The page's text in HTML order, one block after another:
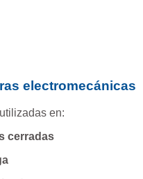
electromecánicas
en:
cerradas